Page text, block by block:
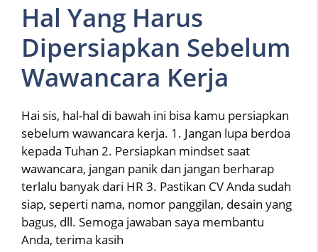
Hal Yang Harus
Dipersiapkan Sebelum
Wawancara Kerja
Hai sis, hal-hal di bawah ini bisa kamu persiapkan
sebelum wawancara kerja. 1. Jangan lupa berdoa
kepada Tuhan 2. Persiapkan mindset saat
wawancara, jangan panik dan jangan berharap
terlalu banyak dari HR 3. Pastikan CV Anda sudah
siap, seperti nama, nomor panggilan, desain yang
bagus, dll. Semoga jawaban saya membantu
Anda, terima kasih